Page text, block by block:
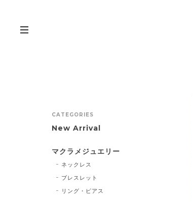
CATEGORIES
New Arrival
マクラメジュエリー
ネックレス
ブレスレット
リング・ピアス